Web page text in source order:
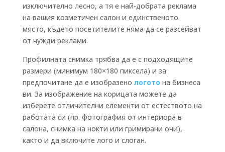
изключително лесно, а тя е най-добрата реклама
на вашия козметичен салон и единственото
място, където посетителите няма да се разсейват
от чужди реклами.
Профилната снимка трябва да е с подходящите
размери (минимум 180×180 пиксела) и за
предпочитане да е изобразено логото на бизнеса
ви. За изображение на корицата можете да
изберете отличителни елементи от естеството на
работата си (пр. фотография от интериора в
салона, снимка на нокти или гримирани очи),
както и да включите лого и слоган.